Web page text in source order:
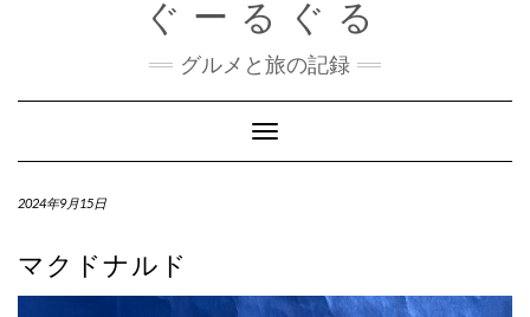
ぐーるぐる
グルメと旅の記録
Toggle
Navigation
2024年9月15日
マクドナルド